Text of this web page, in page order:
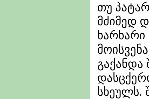
თუ
მძიმედ
სხეულს.